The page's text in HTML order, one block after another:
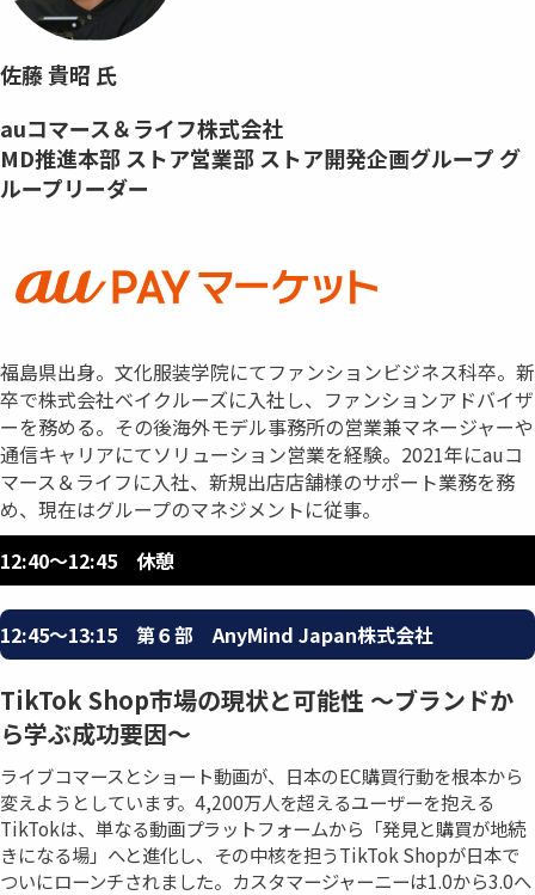
佐藤 貴昭 氏
auコマース＆ライフ株式会社
MD推進本部 ストア営業部 ストア開発企画グループ グ
ループリーダー
福島県出身。文化服装学院にてファンションビジネス科卒。新
卒で株式会社ベイクルーズに入社し、ファンションアドバイザ
ーを務める。その後海外モデル事務所の営業兼マネージャーや
通信キャリアにてソリューション営業を経験。2021年にauコ
マース＆ライフに入社、新規出店店舗様のサポート業務を務
め、現在はグループのマネジメントに従事。
12:40〜12:45 休憩
12:45〜13:15 第６部 AnyMind Japan株式会社
TikTok Shop市場の現状と可能性 〜ブランドか
ら学ぶ成功要因〜
ライブコマースとショート動画が、日本のEC購買行動を根本から
変えようとしています。4,200万人を超えるユーザーを抱える
TikTokは、単なる動画プラットフォームから「発見と購買が地続
きになる場」へと進化し、その中核を担うTikTok Shopが日本で
ついにローンチされました。カスタマージャーニーは1.0から3.0へ